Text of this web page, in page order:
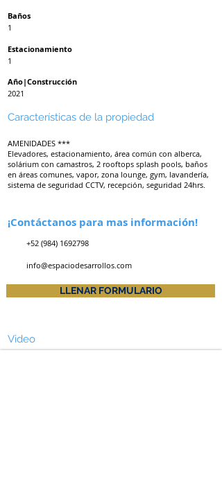
Baños
1
Estacionamiento
1
Año|Construcción
2021
Características de la propiedad
AMENIDADES ***
Elevadores, estacionamiento, área común con alberca,
solárium con camastros, 2 rooftops splash pools, baños
en áreas comunes, vapor, zona lounge, gym, lavandería,
sistema de seguridad CCTV, recepción, seguridad 24hrs.
¡Contáctanos para mas información!
+52 (984) 1692798
info@espaciodesarrollos.com
LLENAR FORMULARIO
Video